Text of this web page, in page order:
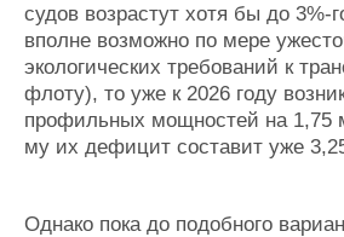
судов возрастут хотя бы до 3%-
вполне возможно по мере
экологических требований к
флоту), то уже к 2026 году
профильных мощностей на 1,75
му их дефицит составит уже
Однако пока до подобного